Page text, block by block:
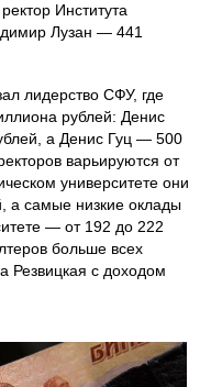
Института
Лузан — 441
лидерство СФУ, где
рублей: Денис
а Денис Гуц — 500
варьируются от
университете они
а самые низкие оклады
— от 192 до 222
больше всех
Резвицкая с доходом